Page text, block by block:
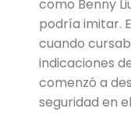
como Benny
podría imitar.
cuando
indicaciones
comenzó a
seguridad en